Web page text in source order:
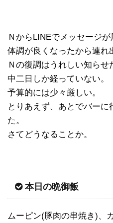
ＮからLINEでメッセージが
体調が良くなったから連れ
Ｎの復調はうれしい知ら
中二日しか経っていない。
予算的には少々厳しい。
とりあえず、あとでバー
た。
さてどうなることか。
本日の晩御飯
ムーピン(豚肉の串焼き)、